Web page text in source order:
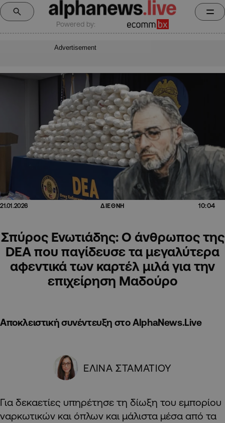
Powered by:
Advertisement
21.01.2026 ΔΙΕΘΝΗ 10:04
Σπύρος Ενωτιάδης: Ο άνθρωπος της
DEA που παγίδευσε τα μεγαλύτερα
αφεντικά των καρτέλ μιλά για την
επιχείρηση Μαδούρο
Αποκλειστική συνέντευξη στο AlphaNews.Live
ΕΛΙΝΑ ΣΤΑΜΑΤΙΟΥ
Για δεκαετίες υπηρέτησε τη δίωξη του εμπορίου
ναρκωτικών και όπλων και μάλιστα μέσα από τα